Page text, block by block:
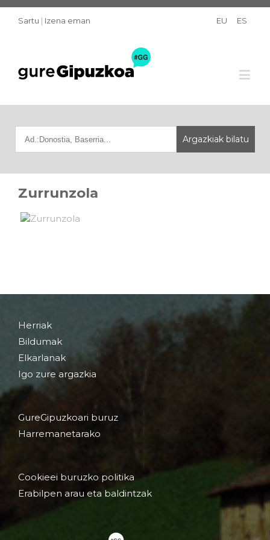
Sartu | Izena eman EU ES
Zurrunzola
Herriak
Bildumak
Elkarlanak
Igo zure argazkia
GureGipuzkoari buruz
Harremanetarako
Cookieei buruzko politika
Erabilpen arau eta baldintzak